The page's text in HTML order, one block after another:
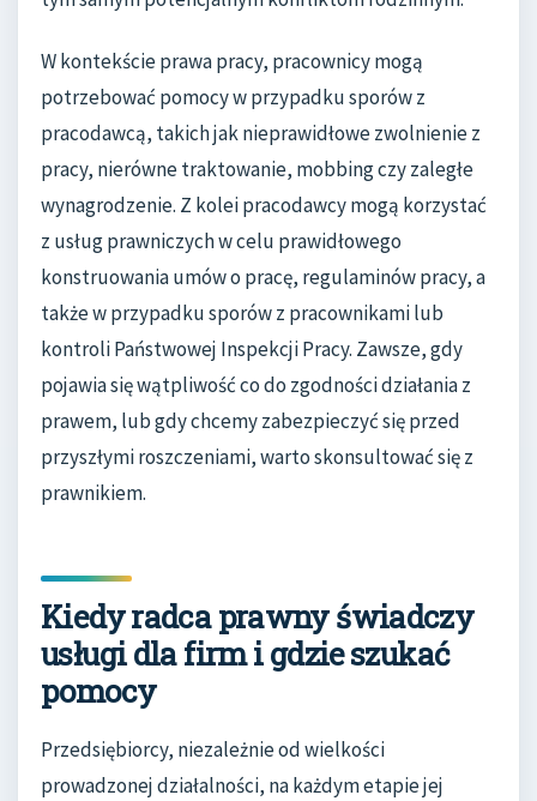
W kontekście prawa pracy, pracownicy mogą
potrzebować pomocy w przypadku sporów z
pracodawcą, takich jak nieprawidłowe zwolnienie z
pracy, nierówne traktowanie, mobbing czy zaległe
wynagrodzenie. Z kolei pracodawcy mogą korzystać
z usług prawniczych w celu prawidłowego
konstruowania umów o pracę, regulaminów pracy, a
także w przypadku sporów z pracownikami lub
kontroli Państwowej Inspekcji Pracy. Zawsze, gdy
pojawia się wątpliwość co do zgodności działania z
prawem, lub gdy chcemy zabezpieczyć się przed
przyszłymi roszczeniami, warto skonsultować się z
prawnikiem.
Kiedy radca prawny świadczy
usługi dla firm i gdzie szukać
pomocy
Przedsiębiorcy, niezależnie od wielkości
prowadzonej działalności, na każdym etapie jej